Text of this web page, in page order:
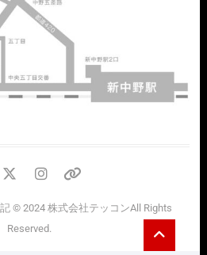
twitter
instagram
情
© 2024 株式会社テッコンAll Rights
Reserved.
to